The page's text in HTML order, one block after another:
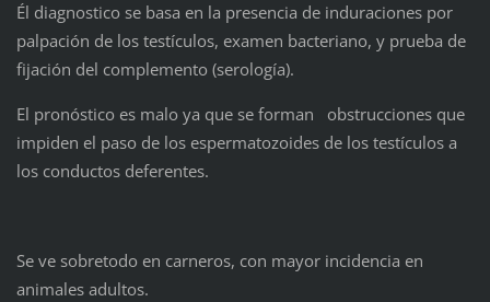
Él diagnostico se basa en la presencia de induraciones por
palpación de los testículos, examen bacteriano, y prueba de
fijación del complemento (serología).
El pronóstico es malo ya que se forman obstrucciones que
impiden el paso de los espermatozoides de los testículos a
los conductos deferentes.
Se ve sobretodo en carneros, con mayor incidencia en
animales adultos.